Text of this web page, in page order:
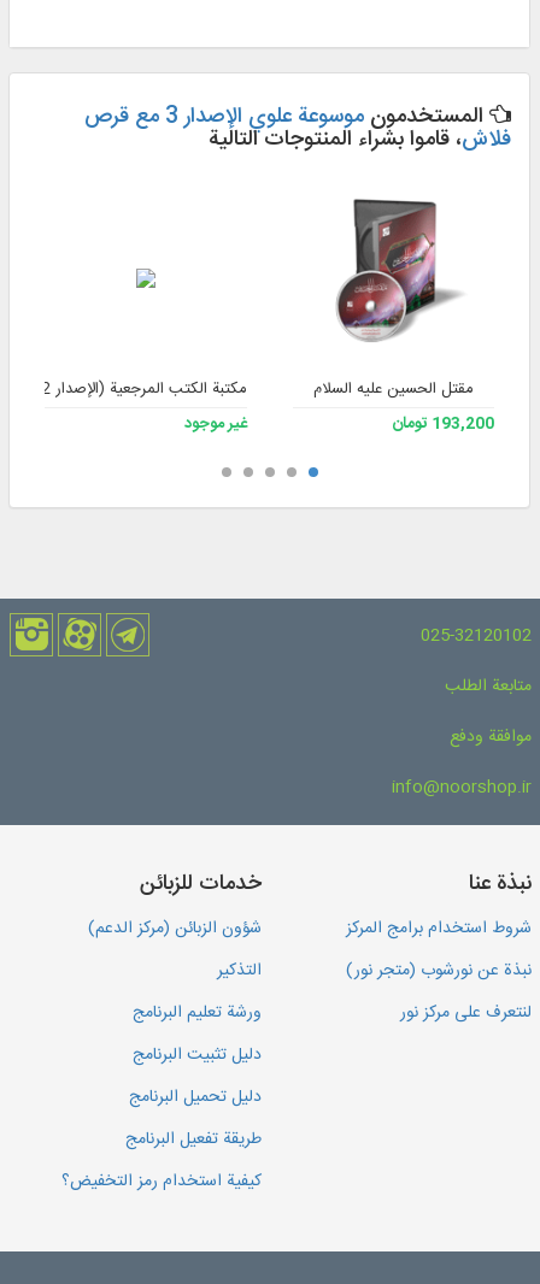
المستخدمون موسوعة علوي الإصدار 3 مع قرص
فلاش، قاموا بشراء المنتوجات التالية
مقتل الحسین علیه السلام
193,200 تومان
مكتبة الكتب المرجعية (الإصدار 2) مع قرص فلاش.
غير موجود
025-32120102
متابعة الطلب
موافقة ودفع
info@noorshop.ir
نبذة عنا
شروط استخدام برامج المركز
نبذة عن نورشوب (متجر نور)
لنتعرف على مركز نور
خدمات للزبائن
شؤون الزبائن (مركز الدعم)
التذكير
ورشة تعليم البرنامج
دليل تثبيت البرنامج
دليل تحميل البرنامج
طريقة تفعيل البرنامج
كيفية استخدام رمز التخفيض؟